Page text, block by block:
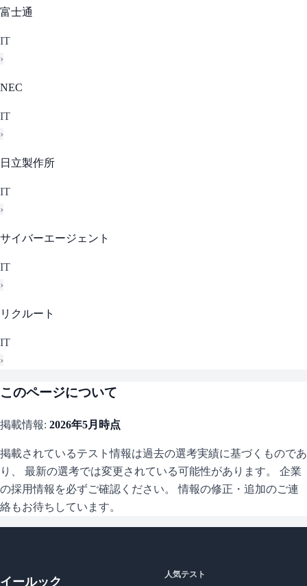
富士通
IT
›
NEC
IT
›
日立製作所
IT
›
サイバーエージェント
IT
›
リクルート
IT
›
このページについて
掲載情報: 2026年5月 時点
掲載されているテスト情報は過去の選考実績に基づくものであ
り、 最新の選考では変更されている可能性があります。 企業
の採用情報を必ずご確認ください。 情報の修正・追加のご連
絡もお待ちしています。
イールック
人気テスト